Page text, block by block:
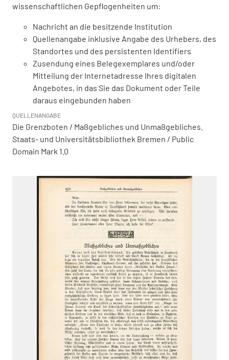
wissenschaftlichen Gepflogenheiten um:
Nachricht an die besitzende Institution
Quellenangabe inklusive Angabe des Urhebers, des
Standortes und des persistenten Identifiers
Zusendung eines Belegexemplares und/oder
Mitteilung der Internetadresse Ihres digitalen
Angebotes, in das Sie das Dokument oder Teile
daraus eingebunden haben
QUELLENANGABE
Die Grenzboten / Maßgebliches und Unmaßgebliches.
Staats- und Universitätsbibliothek Bremen / Public
Domain Mark 1.0